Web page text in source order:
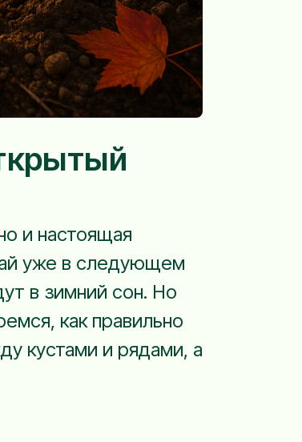
и настоящая
уже в следующем
в зимний сон. Но
как правильно
кустами и рядами, а